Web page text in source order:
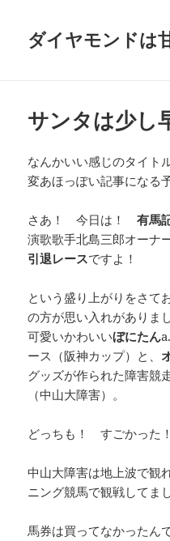
ダイヤモンドは
サンタは少し
なんかいい感じのタイト
変あほっぽい記事になる
さあ！ 今日は！有馬
演歌歌手北島三郎オーナ
引退レースですよ！
という盛り上がりをさて
の方が思い入れがありまし
可愛いかわいいぼにたん
ース（阪神カップ）と、
グッズが作られた障害競
（中山大障害）。
どっちも！ すごかった
中山大障害は地上波で観
ニング競馬で観戦してまし
馬券は買ってなかったん